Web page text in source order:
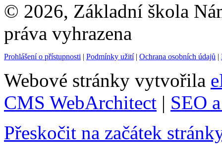
© 2026, Základní škola
práva vyhrazena
Prohlášení o přístupnosti | Podmínky užití| Ochrana osobních údajů |
Webové stránky vytvořila
CMS WebArchitect | SEO
Přeskočit na začátek